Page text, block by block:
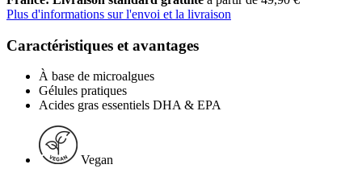
Plus d'informations sur l'envoi et la livraison
Caractéristiques et avantages
À base de microalgues
Gélules pratiques
Acides gras essentiels DHA & EPA
Vegan